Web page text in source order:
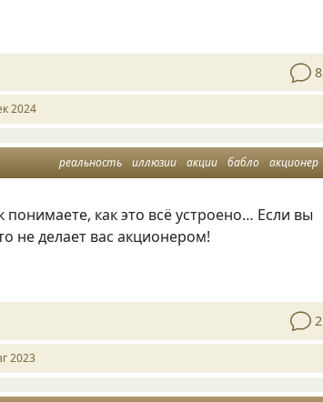
8
2024
реальность иллюзии акции бабло акционер
как это всё устроено… Если вы
не делает вас акционером!
2
2023